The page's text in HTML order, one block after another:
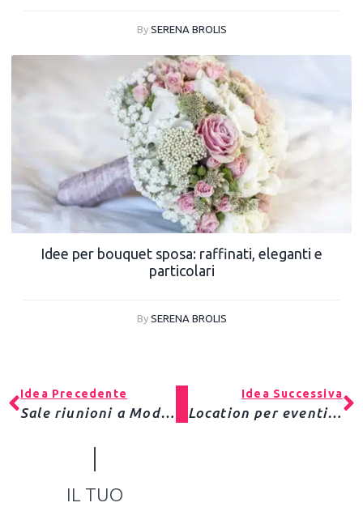
By SERENA BROLIS
Idee per bouquet sposa: raffinati, eleganti e
particolari
By SERENA BROLIS
Idea Precedente
Sale riunioni a Modena: location per meeting in affitto
Idea Successiva
Location per eventi a Brescia: il tuo spazio per ogni evento
IL TUO